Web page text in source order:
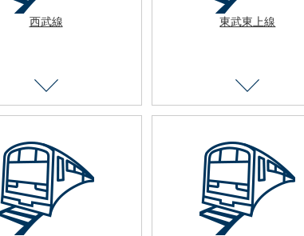
西武線 東武東上線